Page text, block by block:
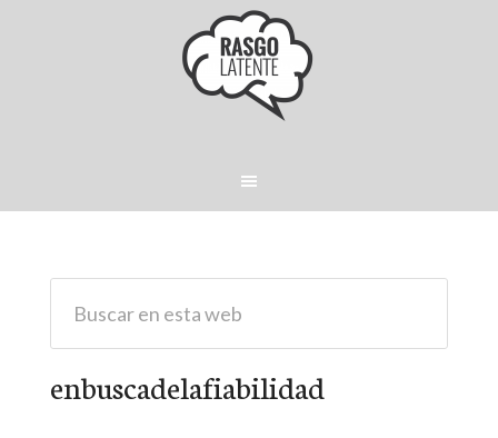
enbuscadelafiabilidad